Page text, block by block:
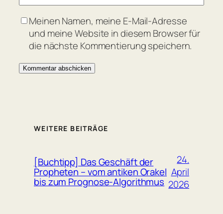
Meinen Namen, meine E-Mail-Adresse
und meine Website in diesem Browser für
die nächste Kommentierung speichern.
WEITERE BEITRÄGE
[Buchtipp] Das Geschäft der
Propheten – vom antiken Orakel
bis zum Prognose-Algorithmus
24.
April
2026